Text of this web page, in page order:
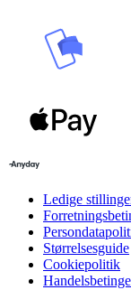
Ledige
Størrelsesguide
Cookiepolitik